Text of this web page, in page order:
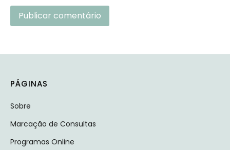
PÁGINAS
Sobre
Marcação de Consultas
Programas Online